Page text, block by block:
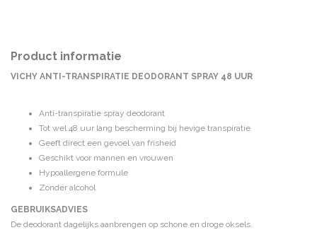
Product informatie
VICHY ANTI-TRANSPIRATIE DEODORANT SPRAY 48 UUR
Anti-transpiratie spray deodorant
Tot wel 48 uur lang bescherming bij hevige transpiratie
Geeft direct een gevoel van frisheid
Geschikt voor mannen en vrouwen
Hypoallergene formule
Zonder alcohol
GEBRUIKSADVIES
De deodorant dagelijks aanbrengen op schone en droge oksels.